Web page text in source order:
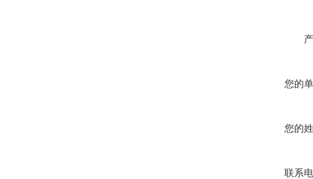
您的
您的
联系